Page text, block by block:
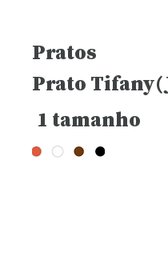
Pratos
Prato
1 tamanho